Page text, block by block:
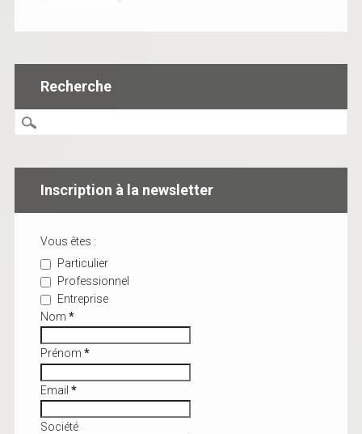
Recherche
Inscription à la newsletter
Vous êtes :
Particulier
Professionnel
Entreprise
Nom *
Prénom *
Email *
Société